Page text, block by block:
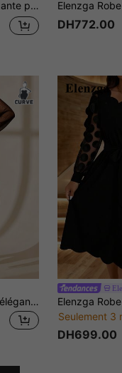
pour rendez-vous et vacances
DH772.00
Cravure Robe de soirée élégante avec patchwork en maille, manches longues et ourlet plissé pour femmes grandes tailles
Seulement 3
DH699.00